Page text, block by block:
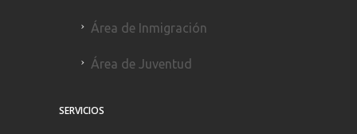
Área de Inmigración
Área de Juventud
SERVICIOS